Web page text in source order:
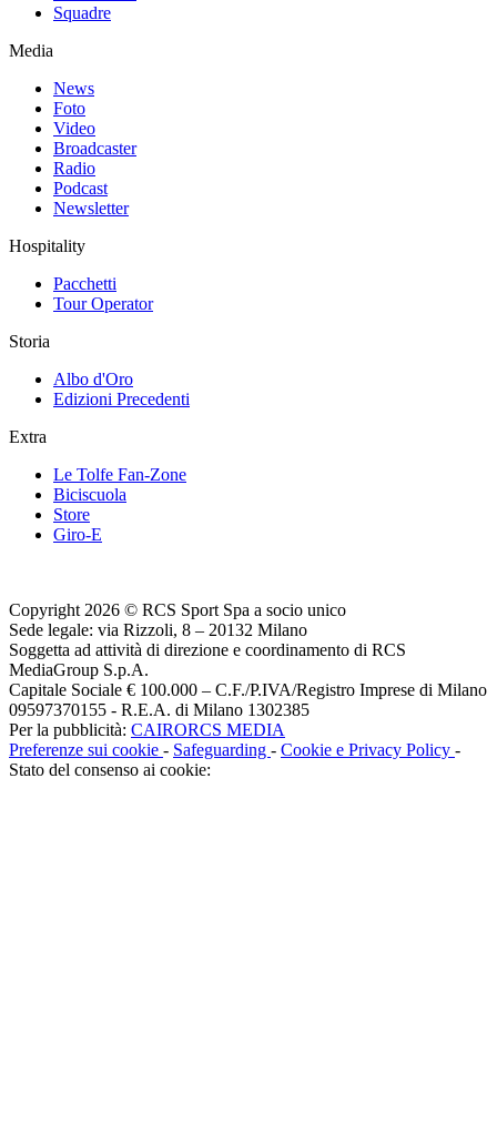
Squadre
Media
News
Foto
Video
Broadcaster
Radio
Podcast
Newsletter
Hospitality
Pacchetti
Tour Operator
Storia
Albo d'Oro
Edizioni Precedenti
Extra
Le Tolfe Fan-Zone
Biciscuola
Store
Giro-E
Copyright 2026 © RCS Sport Spa a socio unico
Sede legale: via Rizzoli, 8 – 20132 Milano
Soggetta ad attività di direzione e coordinamento di RCS
MediaGroup S.p.A.
Capitale Sociale € 100.000 – C.F./P.IVA/Registro Imprese di Milano
09597370155 - R.E.A. di Milano 1302385
Per la pubblicità: CAIRORCS MEDIA
Preferenze sui cookie - Safeguarding - Cookie e Privacy Policy -
Stato del consenso ai cookie: